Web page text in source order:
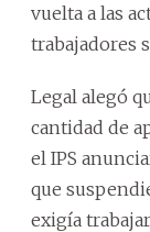
vuelta a las
trabajadores
Legal alegó
cantidad de
el IPS
que
exigía